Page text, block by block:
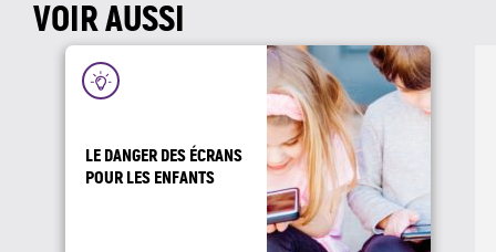
https://www.ecologie.gouv.fr/qualite-lair-interieur
VOIR AUSSI
LE DANGER DES ÉCRANS
POUR LES ENFANTS